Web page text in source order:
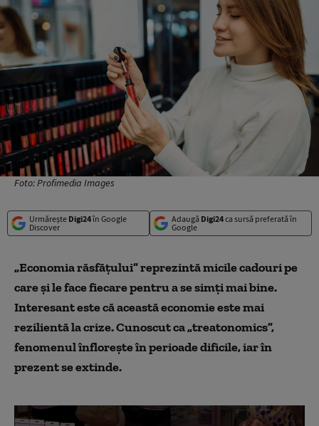
Foto: Profimedia Images
Urmărește Digi24în Google
Discover
Adaugă Digi24ca sursă preferată în
Google
„Economia răsfățului” reprezintă micile cadouri pe
care și le face fiecare pentru a se simți mai bine.
Interesant este că această economie este mai
rezilientă la crize. Cunoscut ca „treatonomics”,
fenomenul înflorește în perioade dificile, iar în
prezent se extinde.